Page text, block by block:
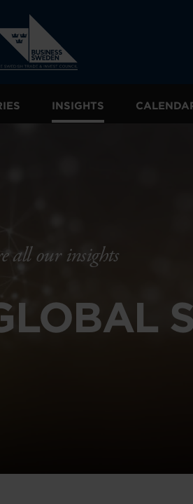
INSIGHTS
all our insights